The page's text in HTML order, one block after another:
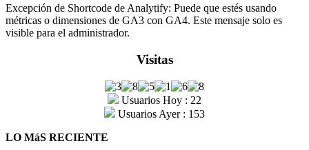
Excepción de Shortcode de Analytify: Puede que estés usando
métricas o dimensiones de GA3 con GA4. Este mensaje solo es
visible para el administrador.
Visitas
Usuarios Hoy : 22
Usuarios Ayer : 153
LO MáS RECIENTE